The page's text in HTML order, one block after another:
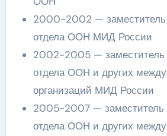
2000-2002 — заместитель
отдела ООН МИД России
2002-2005 — заместитель
отдела ООН и других
организаций МИД России
2005-2007 — заместитель
отдела ООН и других